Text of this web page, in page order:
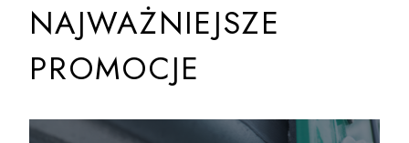
NAJWAŻNIEJSZE
PROMOCJE